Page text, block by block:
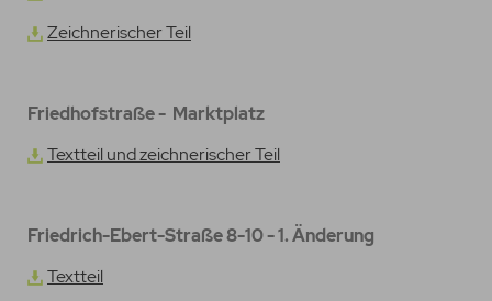
Zeichnerischer Teil
Friedhofstraße - Marktplatz
Textteil und zeichnerischer Teil
Friedrich-Ebert-Straße 8-10 - 1. Änderung
Textteil